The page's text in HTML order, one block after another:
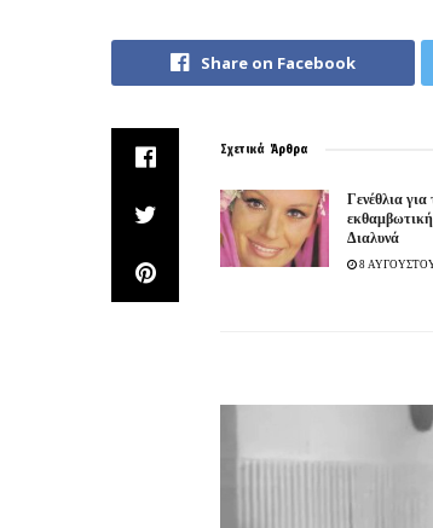
Share on Facebook
Σχετικά Άρθρα
Γενέθλια για
Διαλυνά
8